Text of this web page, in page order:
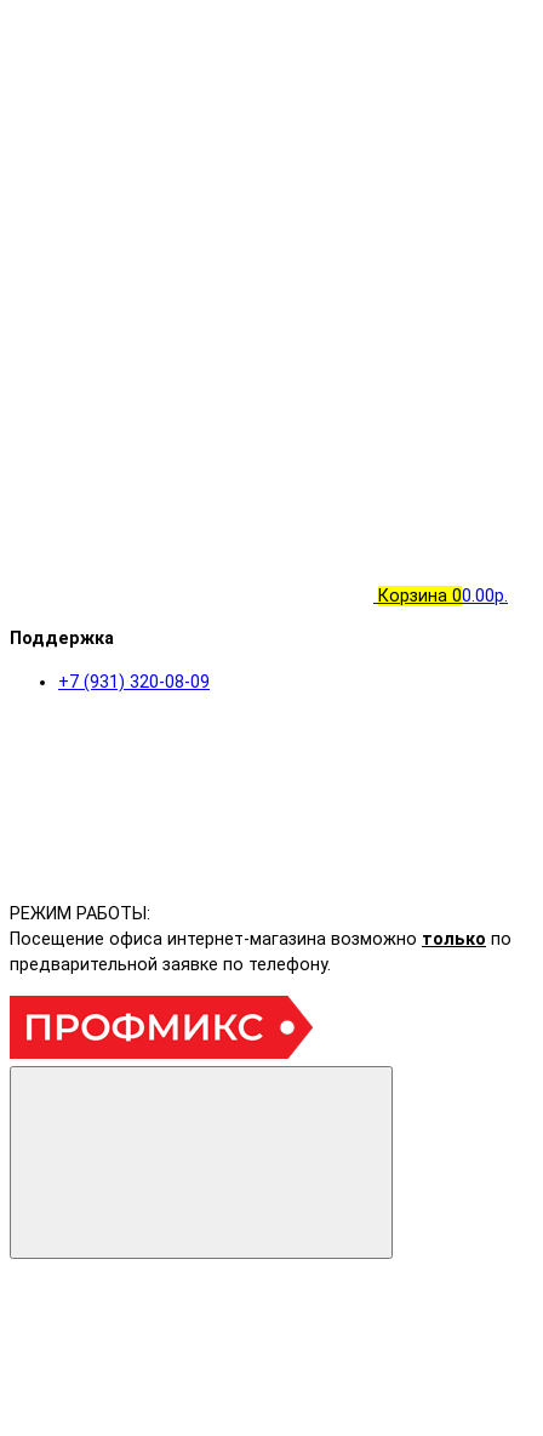
Корзина 00.00р.
Поддержка
+7 (931) 320-08-09
РЕЖИМ РАБОТЫ:
Посещение офиса интернет-магазина возможно только по
предварительной заявке по телефону.